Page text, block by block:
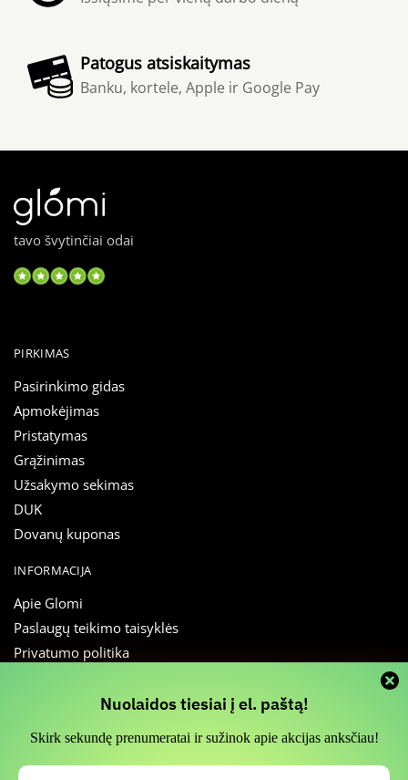
Slapukų naudojimas
slapukų (Cookies) technologiją. Jūs galite pasirinkti sutikti su visų arba
Nuolaidos tiesiai į el. paštą!
Skirk sekundę prenumeratai ir sužinok apie akcijas anksčiau!
El.
Patogus atsiskaitymas
Banku, kortele, Apple ir Google Pay
tavo švytinčiai odai
PIRKIMAS
Pasirinkimo gidas
Apmokėjimas
Pristatymas
Grąžinimas
Užsakymo sekimas
DUK
Dovanų kuponas
INFORMACIJA
Apie Glomi
Paslaugų teikimo taisyklės
Privatumo politika